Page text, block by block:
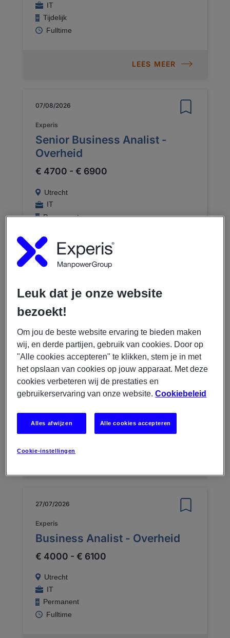
IT
Tijdelijk
Fulltime
LEES MEER
07/08/2026
Experis
Senior Business Analist -
Overheid
€ 4700 - € 6900
Utrecht
IT
Permanent
Junior Business Analist -
Overheid
€ 3400 - € 5300
Den Haag
Fulltime
27/07/2026
Experis
Business Analist - Overheid
€ 4000 - € 6100
Utrecht
IT
Permanent
Fulltime
Leuk dat je onze website
bezoekt!
Om jou de beste website ervaring te bieden maken
wij, en derde partijen, gebruik van cookies. Door op
"Alle cookies accepteren" te klikken, stem je in met
het opslaan van cookies op jouw apparaat. Met deze
cookies verbeteren wij de prestaties en
gebruikerservaring van onze website.Cookiebeleid
Cookie-instellingen
Alles afwijzen Alle cookies accepteren